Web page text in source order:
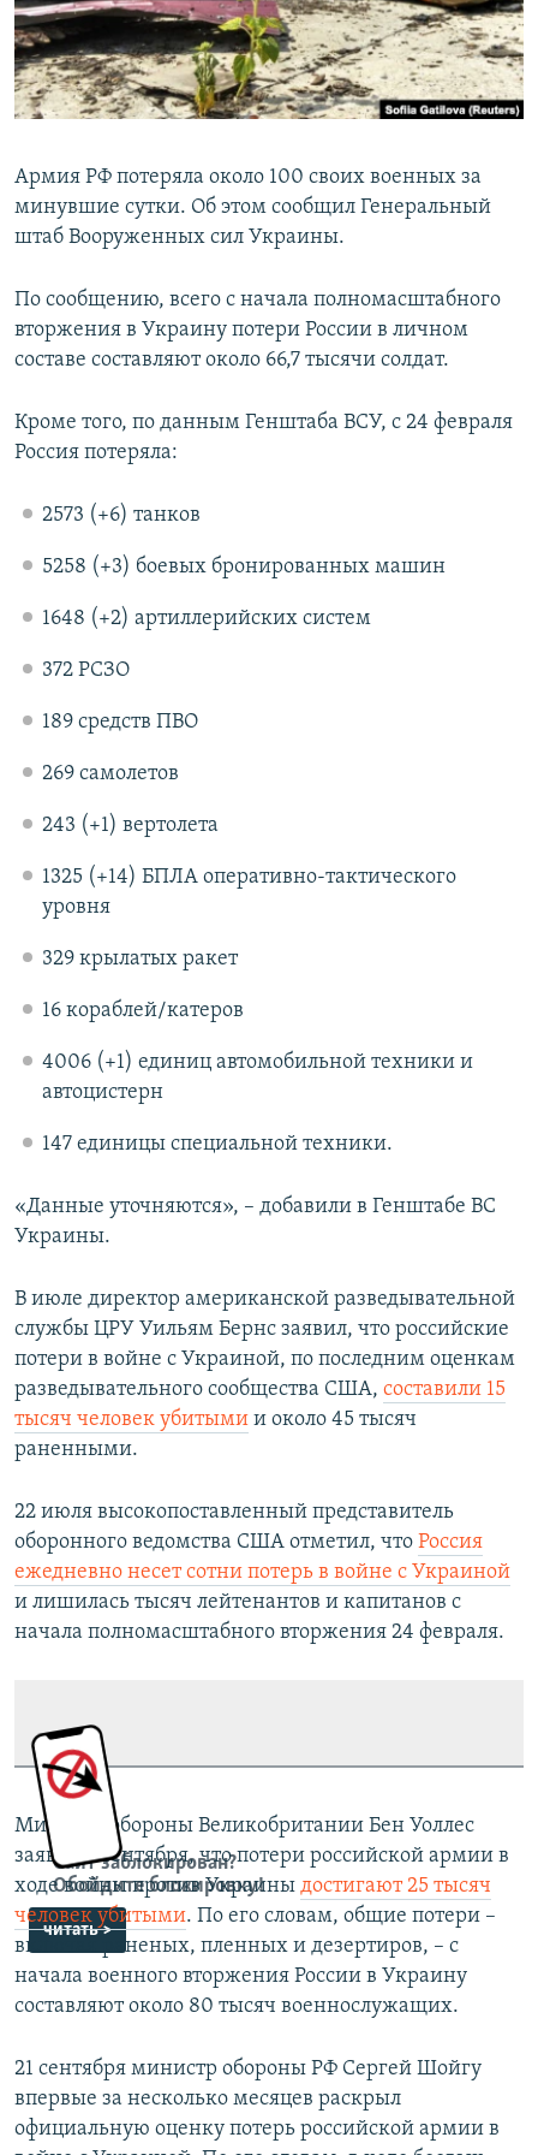
ПОБЕДИТЕЛЕЙ НЕ СУДЯТ?
КРЫМ.НЕПОКОРЕННЫЙ
ELIFBE
ПРИСОЕДИНЯЙТЕСЬ!
Все сайты RFE/RL
Армия РФ потеряла около 100 своих военных за
минувшие сутки. Об этом сообщил Генеральный
штаб Вооруженных сил Украины.
По сообщению, всего с начала полномасштабного
вторжения в Украину потери России в личном
составе составляют около 66,7 тысячи солдат.
Кроме того, по данным Генштаба ВСУ, с 24 февраля
Россия потеряла:
2573 (+6) танков
5258 (+3) боевых бронированных машин
1648 (+2) артиллерийских систем
372 РСЗО
189 средств ПВО
269 самолетов
243 (+1) вертолета
1325 (+14) БПЛА оперативно-тактического
уровня
329 крылатых ракет
16 кораблей/катеров
4006 (+1) единиц автомобильной техники и
автоцистерн
147 единицы специальной техники.
«Данные уточняются», – добавили в Генштабе ВС
Украины.
В июле директор американской разведывательной
службы ЦРУ Уильям Бернс заявил, что российские
потери в войне с Украиной, по последним оценкам
разведывательного сообщества США, составили 15
тысяч человек убитыми и около 45 тысяч
раненными.
22 июля высокопоставленный представитель
оборонного ведомства США отметил, что Россия
ежедневно несет сотни потерь в войне с Украиной
и лишилась тысяч лейтенантов и капитанов с
начала полномасштабного вторжения 24 февраля.
Сайт заблокирован?
Обойдите блокировку!
читать >
Министр обороны Великобритании Бен Уоллес
заявил 5 сентября, что потери российской армии в
ходе войны против Украины достигают 25 тысяч
человек убитыми. По его словам, общие потери –
включая раненых, пленных и дезертиров, – с
начала военного вторжения России в Украину
составляют около 80 тысяч военнослужащих.
21 сентября министр обороны РФ Сергей Шойгу
впервые за несколько месяцев раскрыл
официальную оценку потерь российской армии в